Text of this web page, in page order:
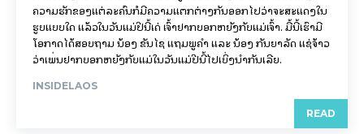
ຄວາມຮັກຂອງແຕ່ລະຄົນກໍມີຄວາມແຕກຕ່າງກັນອອກໄປວ່າຈະສະແດງໃນ
ຮູບແບບໃດ ແລ້ວໃນວັນແມ່ປີນີ້ເດ່ ເຈົ້າຢາກບອກຫຍັງກັບແມ່ເຈົ້າ. ມື້ນີ້ເຮົາມີ
ໂອກາດໄດ້ສອບຖາມ ນ້ອງ ຂັນໄຊ ແຖມພູຄຳ ແລະ ນ້ອງ ກັນຍາລັດ ແຊ່ຈ້າວ
ວ່າເພີ່ນຢາກບອກຫຍັງກັບແມ່ໃນວັນແມ່ປີນີ້ໄປເບິ່ງນຳກັນເລີຍ.
INSIDELAOS
READ